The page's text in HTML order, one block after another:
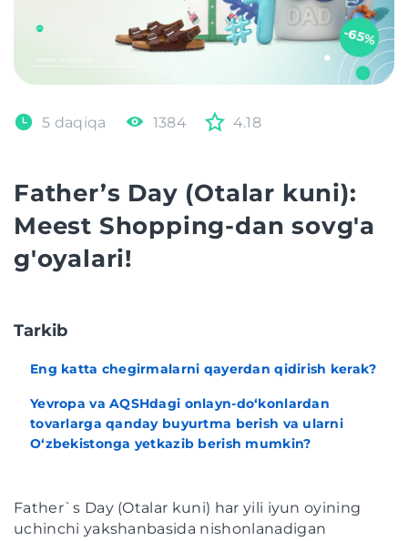
5 daqiqa 1384 4.18
Father’s Day (Otalar kuni):
Meest Shopping-dan sovg'a
g'oyalari!
Tarkib
Eng katta chegirmalarni qayerdan qidirish kerak?
Yevropa va AQSHdagi onlayn-do‘konlardan
tovarlarga qanday buyurtma berish va ularni
O‘zbekistonga yetkazib berish mumkin?
Father`s Day (Otalar kuni) har yili iyun oyining
uchinchi yakshanbasida nishonlanadigan